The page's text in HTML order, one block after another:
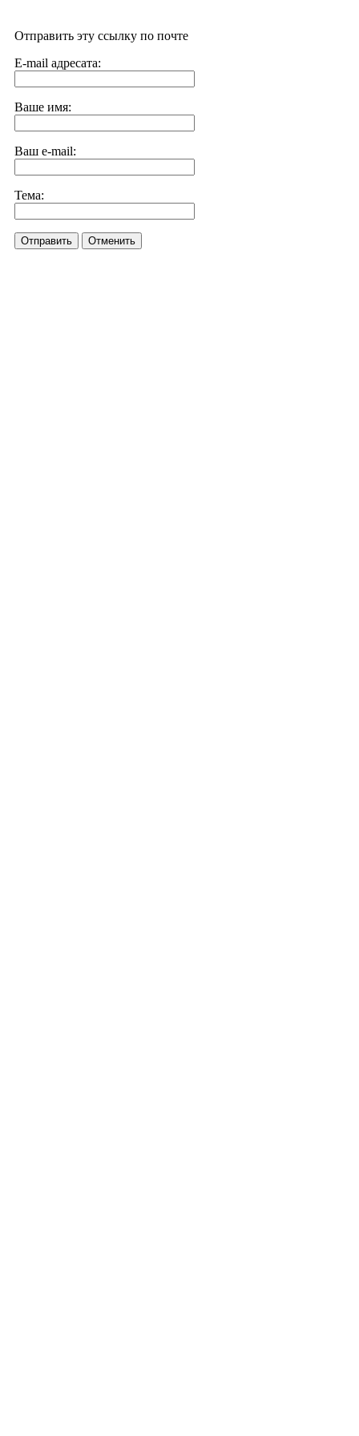
Отправить эту ссылку по почте
E-mail адресата:
Ваше имя:
Ваш e-mail:
Тема:
Отправить Отменить